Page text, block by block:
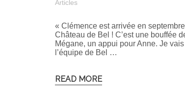
Articles
« Clémence est arrivée en
Château de Bel ! C’est une bouffée
Mégane, un appui pour Anne. Je
l’équipe de Bel …
READ MORE